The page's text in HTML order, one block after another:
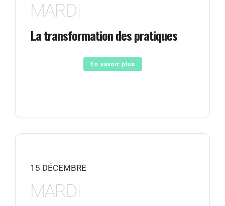
MARDI
La transformation des pratiques
En savoir plus
15 DÉCEMBRE
MARDI